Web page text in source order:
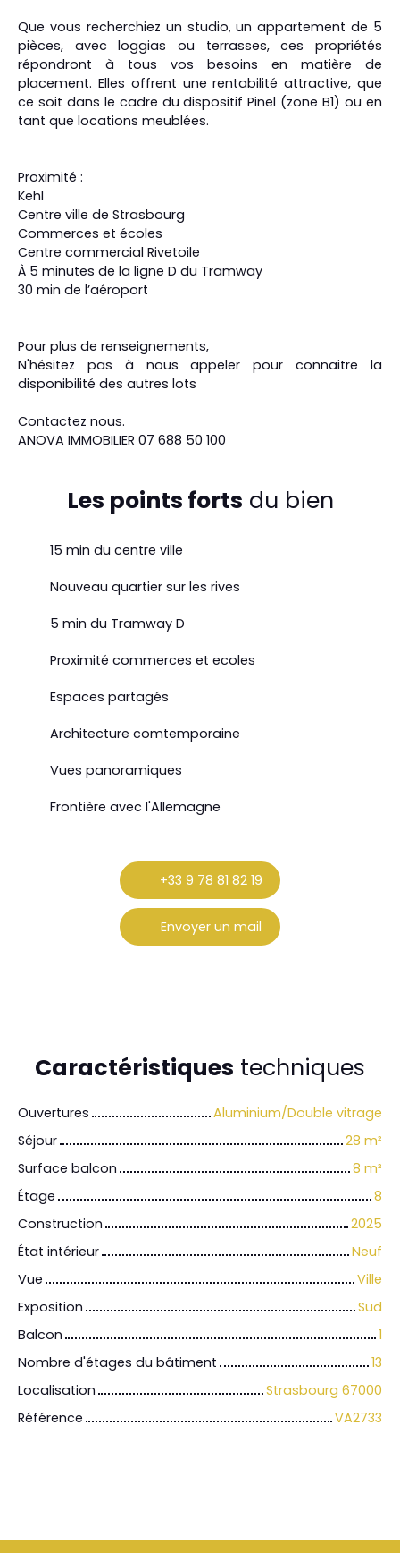
Que vous recherchiez un studio, un appartement de 5
pièces, avec loggias ou terrasses, ces propriétés
répondront à tous vos besoins en matière de
placement. Elles offrent une rentabilité attractive, que
ce soit dans le cadre du dispositif Pinel (zone B1) ou en
tant que locations meublées.
Proximité :
Kehl
Centre ville de Strasbourg
Commerces et écoles
Centre commercial Rivetoile
À 5 minutes de la ligne D du Tramway
30 min de l’aéroport
Pour plus de renseignements,
N'hésitez pas à nous appeler pour connaitre la
disponibilité des autres lots
Contactez nous.
ANOVA IMMOBILIER 07 688 50 100
Les points forts du bien
15 min du centre ville
Nouveau quartier sur les rives
5 min du Tramway D
Proximité commerces et ecoles
Espaces partagés
Architecture comtemporaine
Vues panoramiques
Frontière avec l'Allemagne
+33 9 78 81 82 19
Envoyer un mail
Caractéristiques techniques
Ouvertures
Aluminium/Double vitrage
Séjour
28 m²
Surface balcon
8 m²
Étage
8
Construction
2025
État intérieur
Neuf
Vue
Ville
Exposition
Sud
Balcon
1
Nombre d'étages du bâtiment
13
Localisation
Strasbourg 67000
Référence
VA2733